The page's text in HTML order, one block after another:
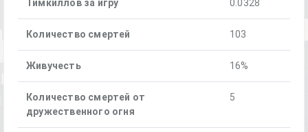
Тимкиллов за игру 0.0328
Количество смертей 103
Живучесть 16%
Количество смертей от
дружественного огня
5